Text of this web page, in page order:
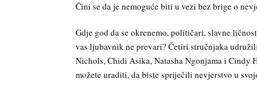
Čini se da je nemoguće biti u vezi bez brige o
Gdje god da se okrenemo, političari, slavne
vas ljubavnik ne prevari? Četiri stručnjaka
Nichols, Chidi Asika, Natasha Ngonjama i Cindy
možete uraditi, da biste spriječili nevjerstvo u